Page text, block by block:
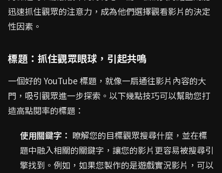
迅速抓住觀眾的注意力，成為他們選擇觀看影片的決定
性因素。
標題：抓住觀眾眼球，引起共鳴
一個好的 YouTube 標題，就像一扇通往影片內容的大
門，吸引觀眾進一步探索。以下幾點技巧可以幫助您打
造高點閱率的標題：
使用關鍵字： 瞭解您的目標觀眾搜尋什麼，並在標
題中融入相關的關鍵字，讓您的影片更容易被搜尋引
擎找到。例如，如果您製作的是遊戲實況影片，可以